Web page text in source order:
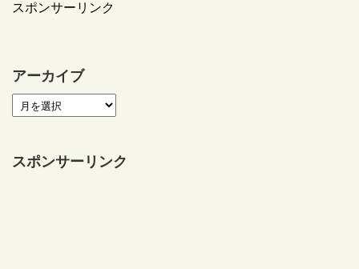
スポンサーリンク
アーカイブ
スポンサーリンク